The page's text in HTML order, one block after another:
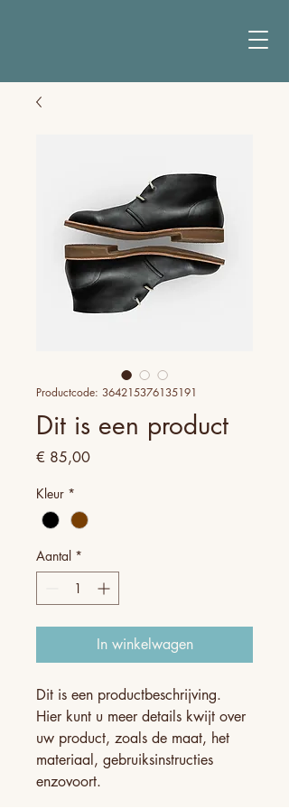
Productcode: 364215376135191
Dit is een product
€ 85,00Prijs
Kleur *
Aantal *
In winkelwagen
Dit is een productbeschrijving.
Hier kunt u meer details kwijt over
uw product, zoals de maat, het
materiaal, gebruiksinstructies
enzovoort.